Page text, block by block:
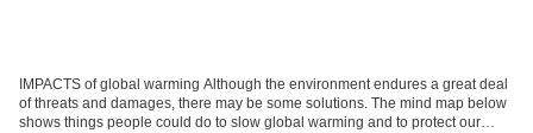
IMPACTS of global warming Although the environment endures a great deal
of threats and damages, there may be some solutions. The mind map below
shows things people could do to slow global warming and to protect our